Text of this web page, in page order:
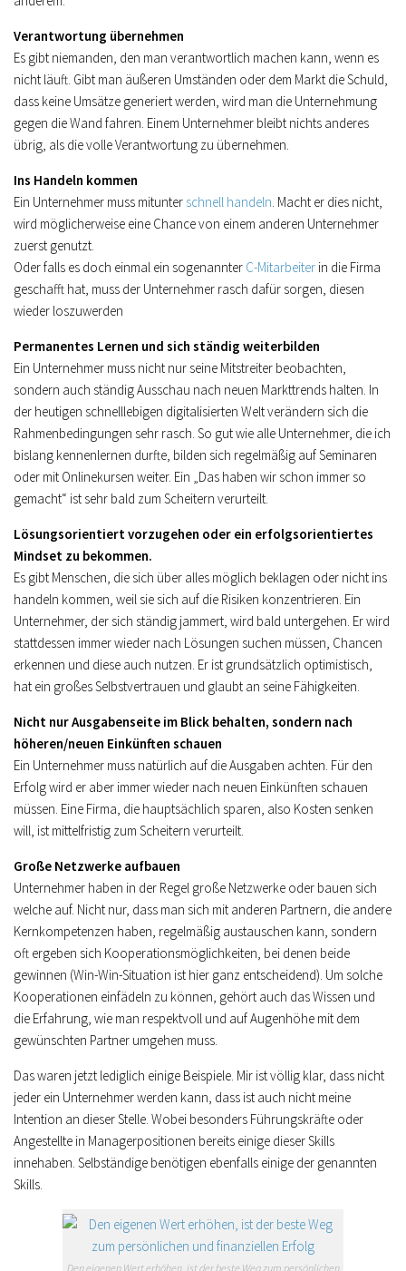
Verantwortung übernehmen
Es gibt niemanden, den man verantwortlich machen kann, wenn es
nicht läuft. Gibt man äußeren Umständen oder dem Markt die Schuld,
dass keine Umsätze generiert werden, wird man die Unternehmung
gegen die Wand fahren. Einem Unternehmer bleibt nichts anderes
übrig, als die volle Verantwortung zu übernehmen.
Ins Handeln kommen
Ein Unternehmer muss mitunter schnell handeln. Macht er dies nicht,
wird möglicherweise eine Chance von einem anderen Unternehmer
zuerst genutzt.
Oder falls es doch einmal ein sogenannter C-Mitarbeiter in die Firma
geschafft hat, muss der Unternehmer rasch dafür sorgen, diesen
wieder loszuwerden
Permanentes Lernen und sich ständig weiterbilden
Ein Unternehmer muss nicht nur seine Mitstreiter beobachten,
sondern auch ständig Ausschau nach neuen Markttrends halten. In
der heutigen schnelllebigen digitalisierten Welt verändern sich die
Rahmenbedingungen sehr rasch. So gut wie alle Unternehmer, die ich
bislang kennenlernen durfte, bilden sich regelmäßig auf Seminaren
oder mit Onlinekursen weiter. Ein „Das haben wir schon immer so
gemacht“ ist sehr bald zum Scheitern verurteilt.
Lösungsorientiert vorzugehen oder ein erfolgsorientiertes
Mindset zu bekommen.
Es gibt Menschen, die sich über alles möglich beklagen oder nicht ins
handeln kommen, weil sie sich auf die Risiken konzentrieren. Ein
Unternehmer, der sich ständig jammert, wird bald untergehen. Er wird
stattdessen immer wieder nach Lösungen suchen müssen, Chancen
erkennen und diese auch nutzen. Er ist grundsätzlich optimistisch,
hat ein großes Selbstvertrauen und glaubt an seine Fähigkeiten.
Nicht nur Ausgabenseite im Blick behalten, sondern nach
höheren/neuen Einkünften schauen
Ein Unternehmer muss natürlich auf die Ausgaben achten. Für den
Erfolg wird er aber immer wieder nach neuen Einkünften schauen
müssen. Eine Firma, die hauptsächlich sparen, also Kosten senken
will, ist mittelfristig zum Scheitern verurteilt.
Große Netzwerke aufbauen
Unternehmer haben in der Regel große Netzwerke oder bauen sich
welche auf. Nicht nur, dass man sich mit anderen Partnern, die andere
Kernkompetenzen haben, regelmäßig austauschen kann, sondern
oft ergeben sich Kooperationsmöglichkeiten, bei denen beide
gewinnen (Win-Win-Situation ist hier ganz entscheidend). Um solche
Kooperationen einfädeln zu können, gehört auch das Wissen und
die Erfahrung, wie man respektvoll und auf Augenhöhe mit dem
gewünschten Partner umgehen muss.
Das waren jetzt lediglich einige Beispiele. Mir ist völlig klar, dass nicht
jeder ein Unternehmer werden kann, dass ist auch nicht meine
Intention an dieser Stelle. Wobei besonders Führungskräfte oder
Angestellte in Managerpositionen bereits einige dieser Skills
innehaben. Selbständige benötigen ebenfalls einige der genannten
Skills.
Den eigenen Wert erhöhen, ist der beste Weg zum persönlichen